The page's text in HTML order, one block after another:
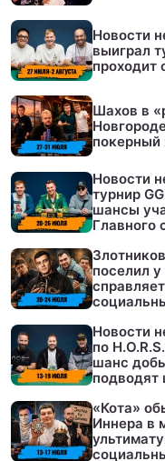
Новости
выиграл
проходит
Шахов в
покерный
Новости
турнир
шансы
Главного
поселил
Новости
по
шанс
подводят
«Кота»
Иннера в